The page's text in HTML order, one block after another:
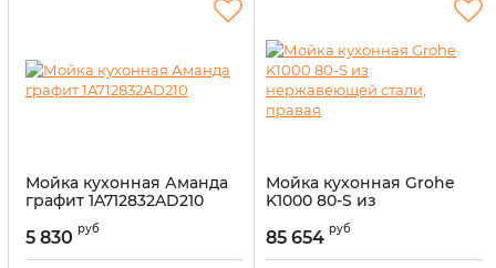
Мойка кухонная Аманда
графит 1A712832AD210
14327668
5 830 руб
Мойка кухонная Grohe
K1000 80-S из
правая
Артикул: 14326610
85 654 руб